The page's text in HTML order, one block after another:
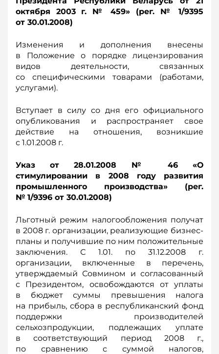
октября 2003 г. № 459» (рег. № 1/9395
от 30.01.2008)
Изменения и дополнения внесены
в Положение о порядке лицензирования
видов деятельности, связанных
со специфическими товарами (работами,
услугами).
Вступает в силу со дня его официального
опубликования и распространяет свое
действие на отношения, возникшие
с 1.01.2008 г.
Указ от 28.01.2008 № 46 «О
стимулировании в 2008 году развития
промышленного производства» (рег.
№ 1/9396 от 30.01.2008)
Льготный режим налогообложения получат
в 2008 г. организации, реализующие бизнес-
планы и получившие по ним положительные
заключения. С 1.01. по 31.12.2008 г.
организации, включенные в перечень,
утверждаемый Совмином и согласованный
с Президентом, освобождаются от уплаты
в бюджет суммы превышения налога
на прибыль, сбора в республиканский фонд
поддержки производителей
сельхозпродукции, подлежащих уплате
в соответствующий период 2008 г.,
по сравнению с суммой налогов,